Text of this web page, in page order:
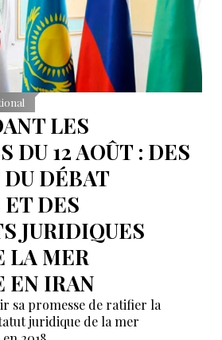
LES
DU 12 AOÛT : DES
DÉBAT
DES
JURIDIQUES
LA MER
EN IRAN
sa promesse de ratifier la
juridique de la mer